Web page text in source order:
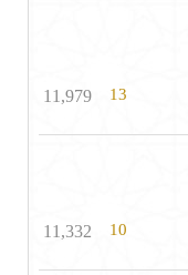
13
11,979
10
11,332